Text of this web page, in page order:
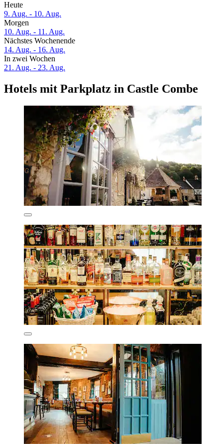
Heute
9. Aug. - 10. Aug.
Morgen
10. Aug. - 11. Aug.
Nächstes Wochenende
14. Aug. - 16. Aug.
In zwei Wochen
21. Aug. - 23. Aug.
Hotels mit Parkplatz in Castle Combe